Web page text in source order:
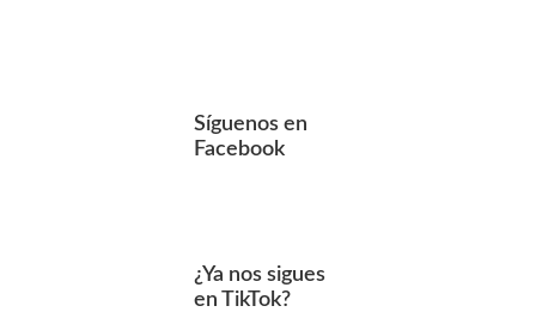
Síguenos en
Facebook
¿Ya nos sigues
en TikTok?